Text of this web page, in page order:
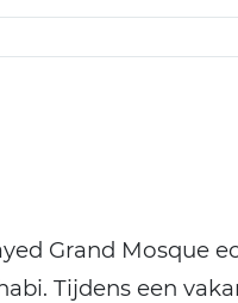
Grand Mosque
Tijdens een